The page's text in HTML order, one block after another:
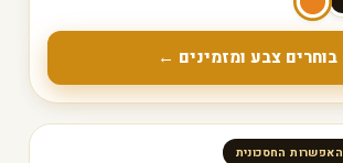
בוחרים צבע ומזמינים ←
האפשרות החסכונית